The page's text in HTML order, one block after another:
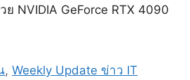
NVIDIA GeForce RTX 4090
,Weekly Update ข่าว IT